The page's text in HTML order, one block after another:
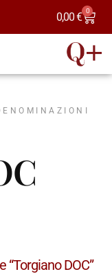
0,00€ 0
DOC”